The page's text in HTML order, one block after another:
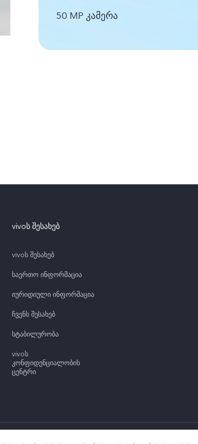
50 MP კამერა
vivoს შესახებ
vivoს შესახებ
საერთო ინფორმაცია
იურიდიული ინფორმაცია
ჩვენს შესახებ
სტაბილურობა
vivoს
კონფიდენციალობის
ცენტრი